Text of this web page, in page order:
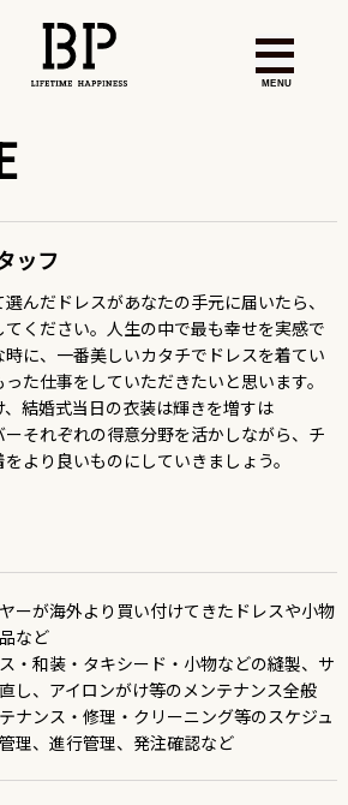
MENU
ッフ
んだドレスがあなたの手元に届いたら、
ください。人生の中で最も幸せを実感で
に、一番美しいカタチでドレスを着てい
た仕事をしていただきたいと思います。
結婚式当日の衣装は輝きを増すは
それぞれの得意分野を活かしながら、チ
より良いものにしていきましょう。
ーが海外より買い付けてきたドレスや小物
など
・和装・タキシード・小物などの縫製、サ
し、アイロンがけ等のメンテナンス全般
ナンス・修理・クリーニング等のスケジュ
理、進行管理、発注確認など